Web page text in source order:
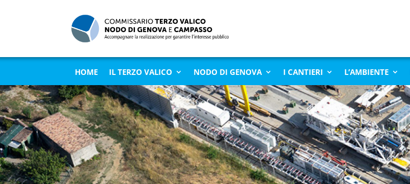
HOME IL TERZO VALICO NODO DI GENOVA I CANTIERI L’AMBIENTE